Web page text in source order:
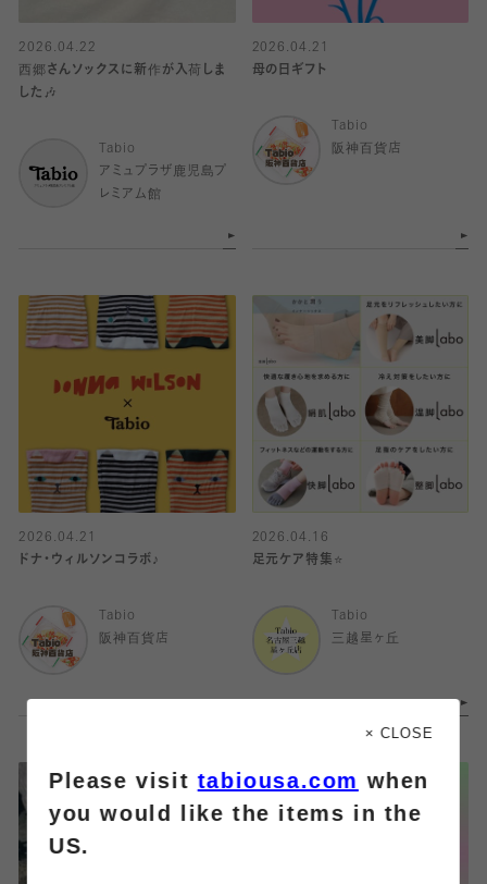
2026.04.22
西郷さんソックスに新作が入荷しま
した🎶
Tabio
アミュプラザ鹿児島プ
レミアム館
2026.04.21
母の日ギフト
Tabio
阪神百貨店
2026.04.21
ドナ・ウィルソンコラボ♪
Tabio
阪神百貨店
2026.04.16
足元ケア特集⭐️
Tabio
三越星ヶ丘
× CLOSE
Please visittabiousa.com when
you would like the items in the
US.